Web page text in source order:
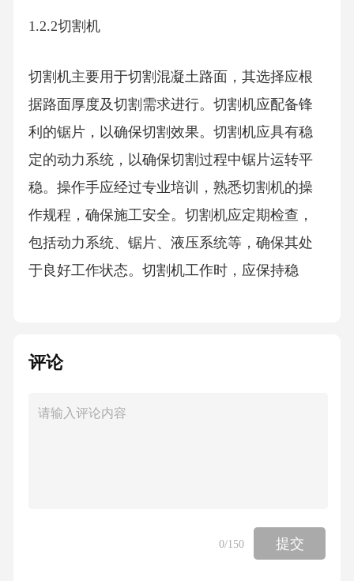
1.2.2切割机
切割机主要用于切割混凝土路面，其选择应根
据路面厚度及切割需求进行。切割机应配备锋
利的锯片，以确保切割效果。切割机应具有稳
定的动力系统，以确保切割过程中锯片运转平
稳。操作手应经过专业培训，熟悉切割机的操
作规程，确保施工安全。切割机应定期检查，
包括动力系统、锯片、液压系统等，确保其处
于良好工作状态。切割机工作时，应保持稳
作规程，确保施工安全。装载机应定期检查，
包括动力系统、液压系统、轮胎等，确保其处
评论
0/150 提交